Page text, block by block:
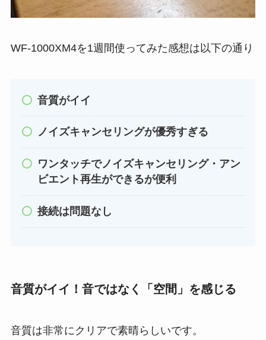
WF-1000XM4を1週間使ってみた感想は以下の通り
音質がイイ
ノイズキャンセリングが優秀すぎる
ワンタッチでノイズキャンセリング・アン
ビエント再生ができるが便利
接続は問題なし
音質がイイ！音ではなく「空間」を感じる
音質は非常にクリアで素晴らしいです。